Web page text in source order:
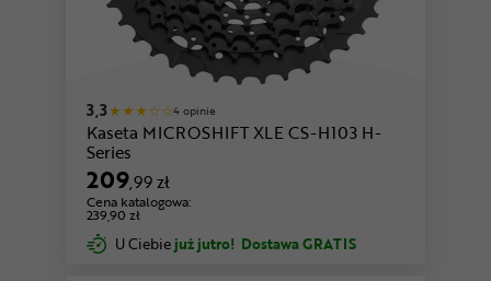
3,3 4 opinie
Kaseta MICROSHIFT XLE CS-H103 H-
Series
209,99 zł
Cena katalogowa:
239,90 zł
U Ciebie już jutro! Dostawa GRATIS